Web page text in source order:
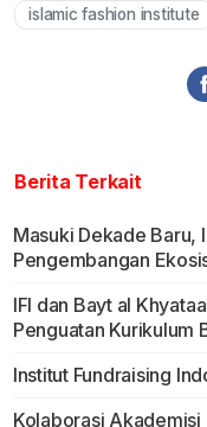
islamic fashion institute
Berita Terkait
Masuki Dekade Baru,
Pengembangan
IFI dan Bayt al
Penguatan Kurikulum
Institut Fundraising
Kolaborasi